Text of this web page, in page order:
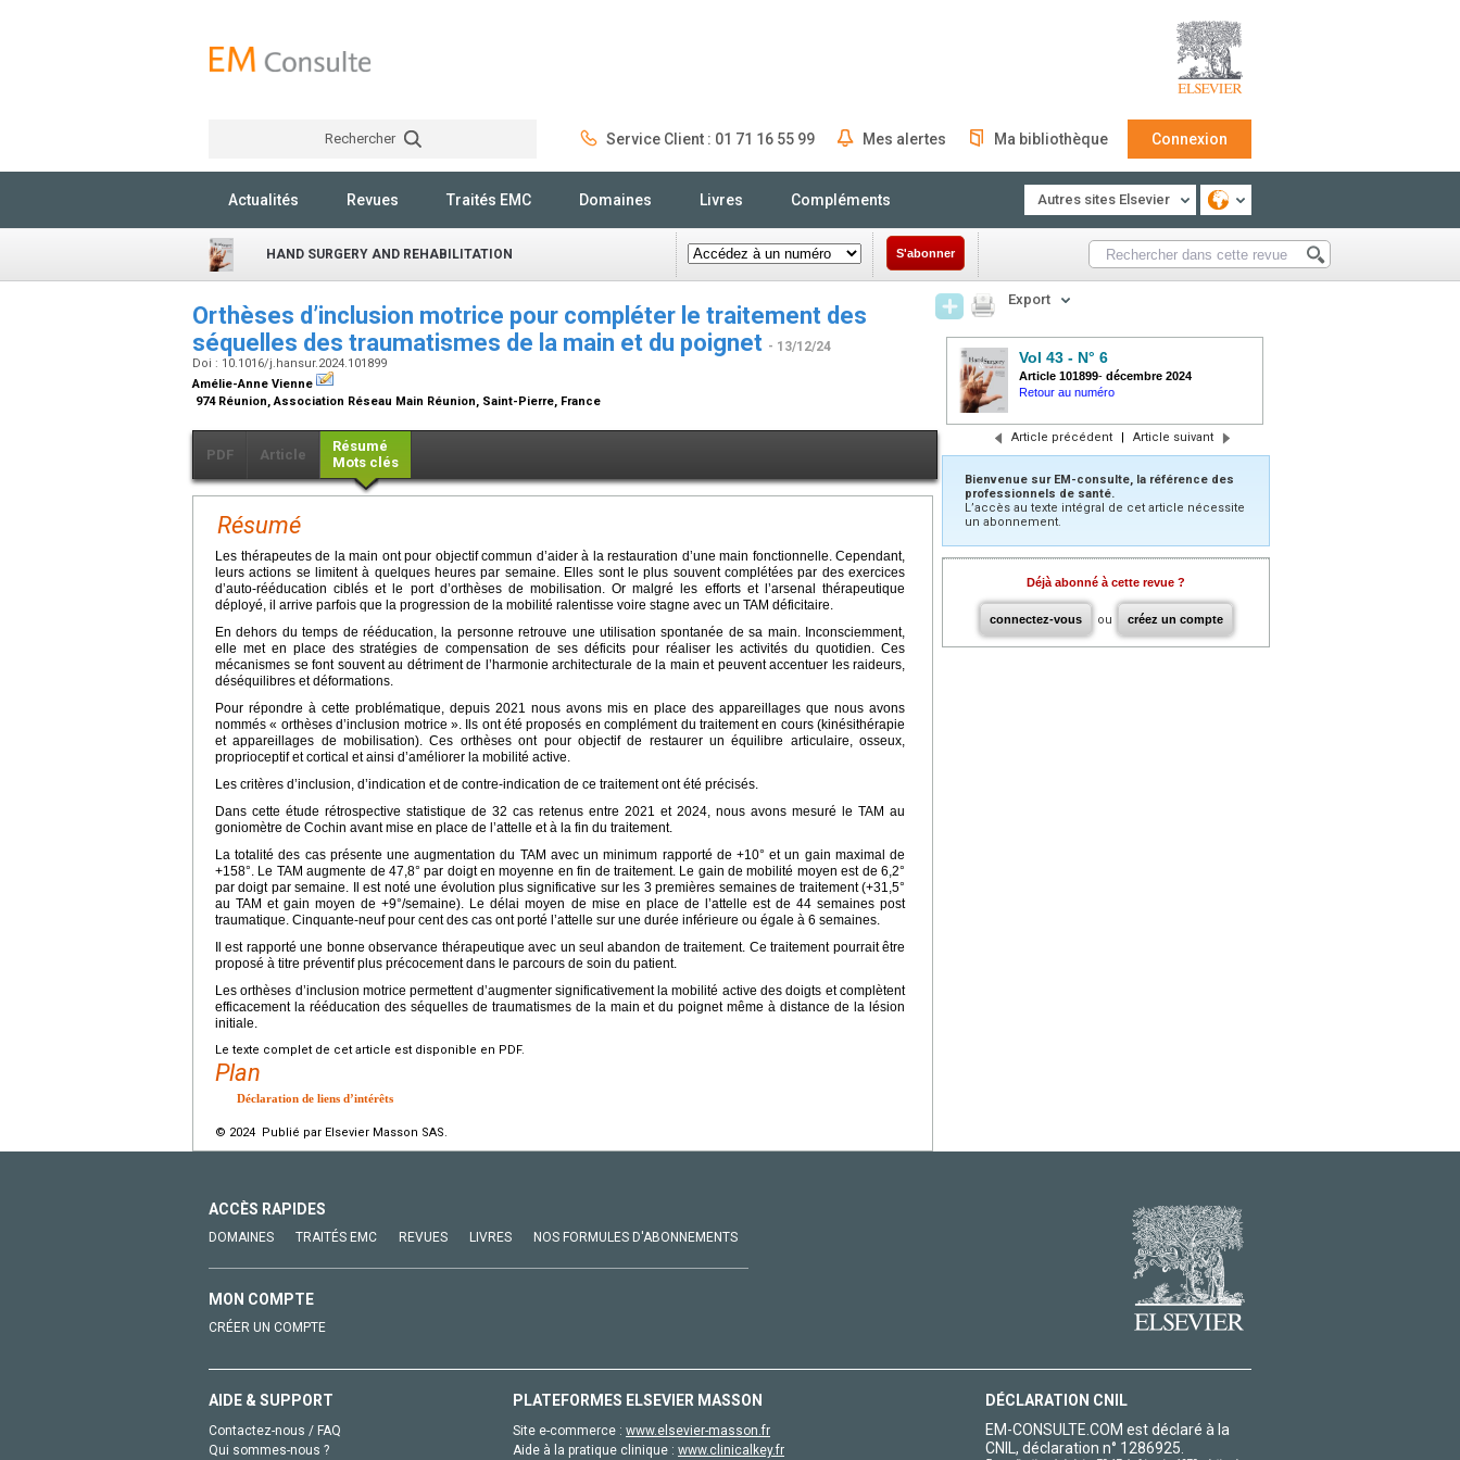
Rechercher Service Client : 01 71 16 55 99 Mes alertes Ma bibliothèque Connexion
Actualités Revues Traités EMC Domaines Livres Compléments Autres sites Elsevier
HAND SURGERY AND REHABILITATION S'abonner
Orthèses d’inclusion motrice pour compléter le traitement des
séquelles des traumatismes de la main et du poignet - 13/12/24
Doi : 10.1016/j.hansur.2024.101899
Amélie-Anne Vienne
974 Réunion, Association Réseau Main Réunion, Saint-Pierre, France
PDF Article
Résumé
Mots clés
Résumé
Les thérapeutes de la main ont pour objectif commun d’aider à la restauration d’une main fonctionnelle. Cependant,
leurs actions se limitent à quelques heures par semaine. Elles sont le plus souvent complétées par des exercices
d’auto-rééducation ciblés et le port d’orthèses de mobilisation. Or malgré les efforts et l’arsenal thérapeutique
déployé, il arrive parfois que la progression de la mobilité ralentisse voire stagne avec un TAM déficitaire.
En dehors du temps de rééducation, la personne retrouve une utilisation spontanée de sa main. Inconsciemment,
elle met en place des stratégies de compensation de ses déficits pour réaliser les activités du quotidien. Ces
mécanismes se font souvent au détriment de l’harmonie architecturale de la main et peuvent accentuer les raideurs,
déséquilibres et déformations.
Pour répondre à cette problématique, depuis 2021 nous avons mis en place des appareillages que nous avons
nommés « orthèses d’inclusion motrice ». Ils ont été proposés en complément du traitement en cours (kinésithérapie
et appareillages de mobilisation). Ces orthèses ont pour objectif de restaurer un équilibre articulaire, osseux,
proprioceptif et cortical et ainsi d’améliorer la mobilité active.
Les critères d’inclusion, d’indication et de contre-indication de ce traitement ont été précisés.
Dans cette étude rétrospective statistique de 32 cas retenus entre 2021 et 2024, nous avons mesuré le TAM au
goniomètre de Cochin avant mise en place de l’attelle et à la fin du traitement.
La totalité des cas présente une augmentation du TAM avec un minimum rapporté de +10° et un gain maximal de
+158°. Le TAM augmente de 47,8° par doigt en moyenne en fin de traitement. Le gain de mobilité moyen est de 6,2°
par doigt par semaine. Il est noté une évolution plus significative sur les 3 premières semaines de traitement (+31,5°
au TAM et gain moyen de +9°/semaine). Le délai moyen de mise en place de l’attelle est de 44 semaines post
traumatique. Cinquante-neuf pour cent des cas ont porté l’attelle sur une durée inférieure ou égale à 6 semaines.
Il est rapporté une bonne observance thérapeutique avec un seul abandon de traitement. Ce traitement pourrait être
proposé à titre préventif plus précocement dans le parcours de soin du patient.
Les orthèses d’inclusion motrice permettent d’augmenter significativement la mobilité active des doigts et complètent
efficacement la rééducation des séquelles de traumatismes de la main et du poignet même à distance de la lésion
initiale.
Le texte complet de cet article est disponible en PDF.
Plan
Déclaration de liens d’intérêts
© 2024 Publié par Elsevier Masson SAS.
Export
Vol 43 - N° 6
Article 101899- décembre 2024
Retour au numéro
Article précédent | Article suivant
Bienvenue sur EM-consulte, la référence des
professionnels de santé.
L’accès au texte intégral de cet article nécessite
un abonnement.
Déjà abonné à cette revue ?
connectez-vous ou créez un compte
ACCÈS RAPIDES
DOMAINES TRAITÉS EMC REVUES LIVRES NOS FORMULES D'ABONNEMENTS
MON COMPTE
CRÉER UN COMPTE
AIDE & SUPPORT
Contactez-nous / FAQ
Qui sommes-nous ?
PLATEFORMES ELSEVIER MASSON
Site e-commerce : www.elsevier-masson.fr
Aide à la pratique clinique : www.clinicalkey.fr
DÉCLARATION CNIL
EM-CONSULTE.COM est déclaré à la
CNIL, déclaration n° 1286925.